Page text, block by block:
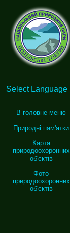
Select Language
В головне меню
Природні пам'ятки
Карта
природоохоронних
об'єктів
Фото
природоохоронних
об'єктів